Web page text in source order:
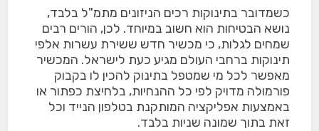
כשמדובר בתינוקות רכים הניזונים מתמ"ל בלבד,
נושא הבטיחות הוא חשוב במיוחד. לכן, הורים רבים
שמחים לגלות, כי מכשיר חדש ששירת עשרות אלפי
תינוקות ברחבי העולם מגיע כעת לישראל. המכשיר
מאפשר לכל מי שמטפל בתינוק להכין לו בקבוק
פורמולה מדויק לפי כל ההנחיות, בלחיצת כפתור או
באמצעות אפליקציה המותקנת בטלפון הנייד וכל
זאת בתוך שמונה שניות בלבד.